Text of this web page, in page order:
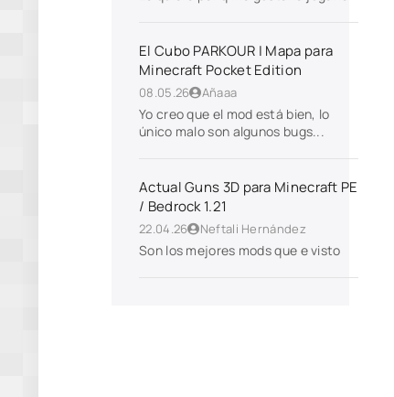
El Cubo PARKOUR | Mapa para
Minecraft Pocket Edition
08.05.26 Añaaa
Yo creo que el mod está bien, lo
único malo son algunos bugs...
Actual Guns 3D para Minecraft PE
/ Bedrock 1.21
22.04.26 Neftali Hernández
Son los mejores mods que e visto